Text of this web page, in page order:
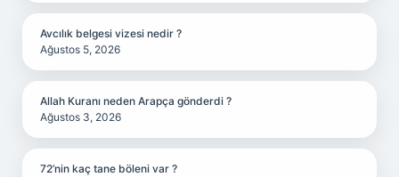
Avcılık belgesi vizesi nedir ?
Ağustos 5, 2026
Allah Kuranı neden Arapça gönderdi ?
Ağustos 3, 2026
72’nin kaç tane böleni var ?